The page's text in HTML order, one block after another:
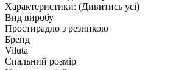
Характеристики: (Дивитись усі)
Вид виробу
Простирадло з резинкою
Бренд
Viluta
Спальний розмір